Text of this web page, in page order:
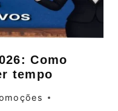
Como
tempo